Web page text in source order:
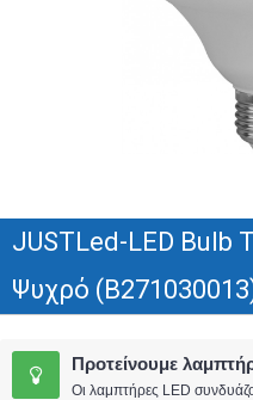
JUSTLed-LED Bulb
Ψυχρό
Προτείνουμε
Οι λαμπτήρες LED